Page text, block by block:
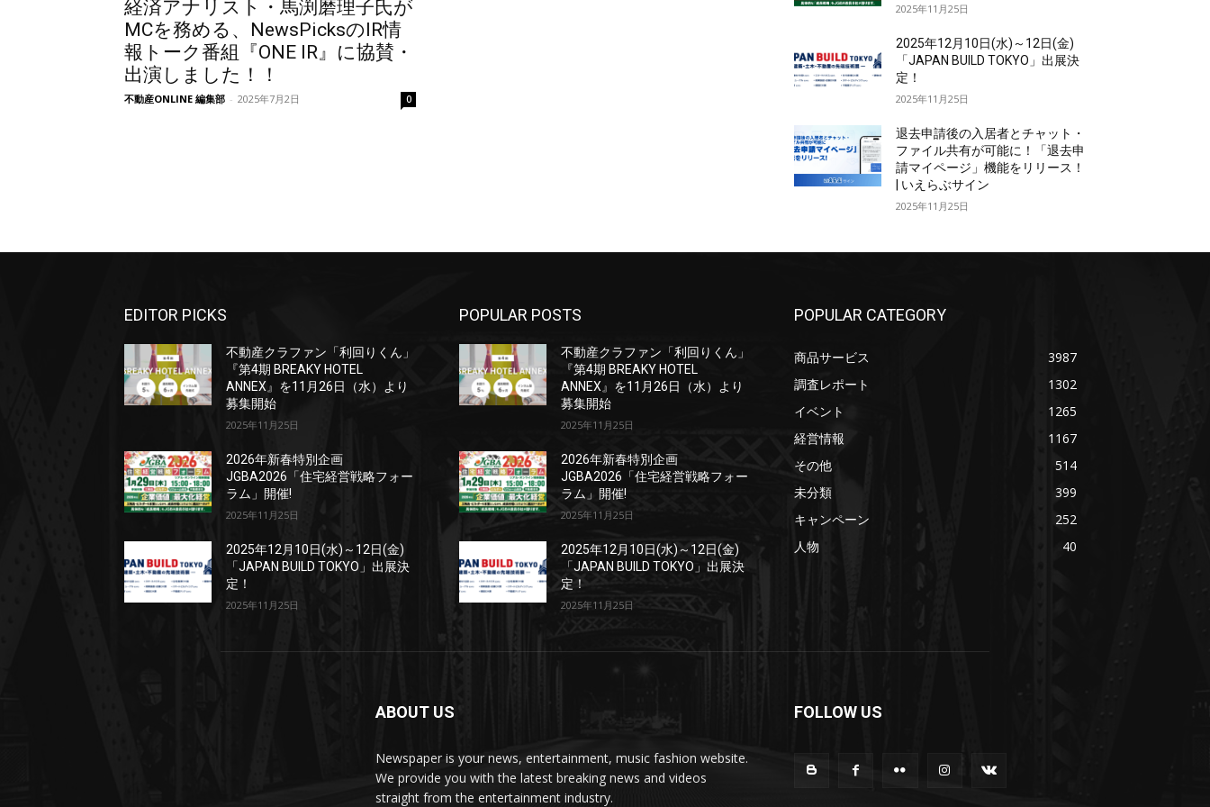
経済アナリスト・馬渕磨理子氏が
MCを務める、NewsPicksのIR情
報トーク番組『ONE IR』に協賛・
出演しました！！
不動産ONLINE 編集部 - 2025年7月2日 0
2025年11月25日
2025年12月10日(水)～12日(金)
「JAPAN BUILD TOKYO」出展決
定！
2025年11月25日
退去申請後の入居者とチャット・
ファイル共有が可能に！「退去申
請マイページ」機能をリリース！
| いえらぶサイン
2025年11月25日
EDITOR PICKS
不動産クラファン「利回りくん」
『第4期 BREAKY HOTEL
ANNEX』を11月26日（水）より
募集開始
2025年11月25日
2026年新春特別企画
JGBA2026「住宅経営戦略フォー
ラム」開催!
2025年11月25日
2025年12月10日(水)～12日(金)
「JAPAN BUILD TOKYO」出展決
定！
2025年11月25日
POPULAR POSTS
不動産クラファン「利回りくん」
『第4期 BREAKY HOTEL
ANNEX』を11月26日（水）より
募集開始
2025年11月25日
2026年新春特別企画
JGBA2026「住宅経営戦略フォー
ラム」開催!
2025年11月25日
2025年12月10日(水)～12日(金)
「JAPAN BUILD TOKYO」出展決
定！
2025年11月25日
POPULAR CATEGORY
商品サービス
3987
調査レポート
1302
イベント
1265
経営情報
1167
その他
514
未分類
399
キャンペーン
252
人物
40
ABOUT US
Newspaper is your news, entertainment, music fashion website.
We provide you with the latest breaking news and videos
straight from the entertainment industry.
FOLLOW US